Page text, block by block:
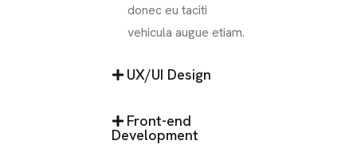
donec eu taciti
vehicula augue etiam.
UX/UI Design
Front-end
Development